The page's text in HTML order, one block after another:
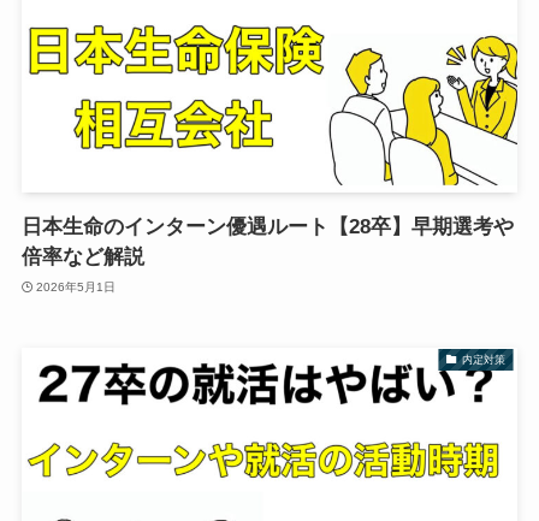
日本生命のインターン優遇ルート【28卒】早期選考や
倍率など解説
2026年5月1日
内定対策